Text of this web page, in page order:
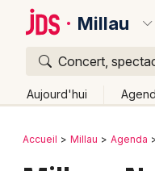
Millau
Concert,
Aujourd'hui
Publier un
Retour
Accueil Millau Agenda
Quoi ?
Où ?